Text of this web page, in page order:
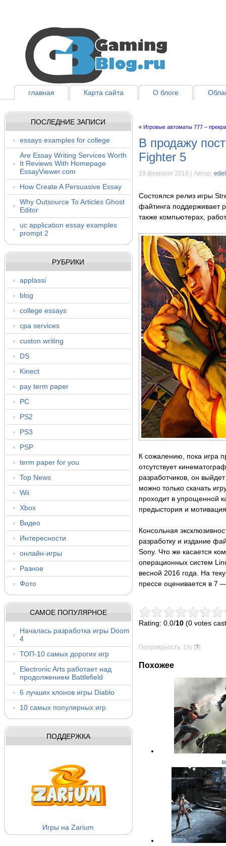
главная Карта сайта О блоге
ПОСЛЕДНИЕ ЗАПИСИ
essays examples for college
Are Essay Writing Services Worth
It Reviews With Homepage
EssayViewer.com
How Create A Persuasive Essay
Why Outsource To Articles Ghost
Editor
uc application essay examples
prompt 2
РУБРИКИ
applassi
blog
college essays
cpa services
custon writing
DS
Kinect
pay term paper
PC
PS2
PS3
PSP
term paper for you
Top News
Wii
Xbox
Видео
Интересности
онлайн-игры
Разное
Фото
САМОЕ ПОПУЛЯРНОЕ
Началась разработка игры Doom
4
ТОП-10 самых дорогих игр
Electronic Arts работает над
продолжением Battlefield
6 лучших клонов игры Diablo
10 самых популярных игр
ПОДДЕРЖКА
Игры на Zarium
« Игровые автоматы 777 –
В продажу
Fighter 5
19 февраля 2016 | Автор:
Состоялся релиз игры
файтинга поддерживает
также компьютерах,
К сожалению, пока игра
отсутствует
разработчиков, он
можно только скачать
проходит в упрощенной
предыстория и
Консольная
разработку и издание
Sony. Что же касается
операционных систем
весной 2016 года. На
прессе оценивается в 7
Rating: 0.0/10 (0 votes
Популярность: 1% [?]
Похожее